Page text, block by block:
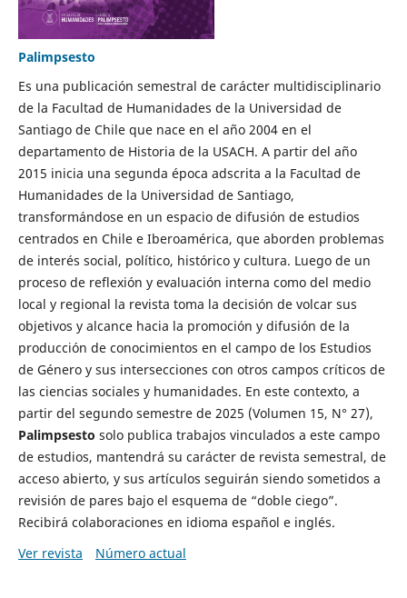
Palimpsesto
Es una publicación semestral de carácter multidisciplinario
de la Facultad de Humanidades de la Universidad de
Santiago de Chile que nace en el año 2004 en el
departamento de Historia de la USACH. A partir del año
2015 inicia una segunda época adscrita a la Facultad de
Humanidades de la Universidad de Santiago,
transformándose en un espacio de difusión de estudios
centrados en Chile e Iberoamérica, que aborden problemas
de interés social, político, histórico y cultura. Luego de un
proceso de reflexión y evaluación interna como del medio
local y regional la revista toma la decisión de volcar sus
objetivos y alcance hacia la promoción y difusión de la
producción de conocimientos en el campo de los Estudios
de Género y sus intersecciones con otros campos críticos de
las ciencias sociales y humanidades. En este contexto, a
partir del segundo semestre de 2025 (Volumen 15, N° 27),
Palimpsesto solo publica trabajos vinculados a este campo
de estudios, mantendrá su carácter de revista semestral, de
acceso abierto, y sus artículos seguirán siendo sometidos a
revisión de pares bajo el esquema de “doble ciego”.
Recibirá colaboraciones en idioma español e inglés.
Ver revista
Número actual